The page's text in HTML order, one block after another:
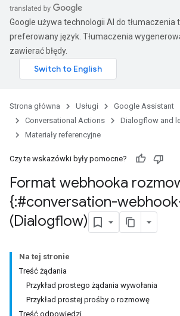
Google używa technologii AI do tłumaczenia
preferowany język. Tłumaczenia
zawierać błędy.
Strona główna Usługi Google Assistant
Conversational Actions
Dialogflow and
Materiały referencyjne
Czy te wskazówki były pomocne?
Format webhooka
{:#conversation-
(Dialogflow)
Na tej stronie
Treść żądania
Przykład prostego żądania wywołania
Przykład prostej prośby o rozmowę
Treść odpowiedzi